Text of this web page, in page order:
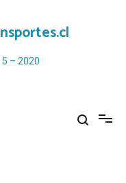
– 2020